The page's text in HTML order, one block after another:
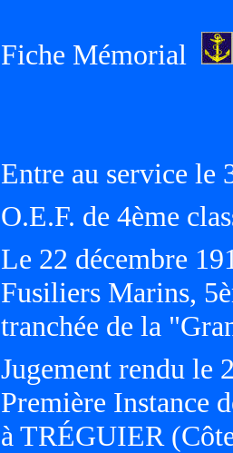
Fiche Mémorial
Entre au service le
O.E.F. de 4ème
Le 22 décembre
Fusiliers Marins,
tranchée de la
Jugement rendu le
Première Instance
à TRÉGUIER